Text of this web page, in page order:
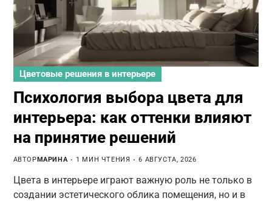
Цветовые решения в интерьере
Психология выбора цвета для
интерьера: как оттенки влияют
на принятие решений
АВТОРМАРИНА 1 МИН ЧТЕНИЯ 6 АВГУСТА, 2026
Цвета в интерьере играют важную роль не только в
создании эстетического облика помещения, но и в